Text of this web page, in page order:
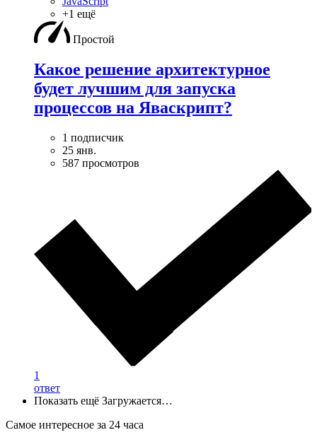
+1 ещё
Простой
Какое решение архитектурное
будет лучшим для запуска
процессов на Яваскрипт?
1 подписчик
25 янв.
587 просмотров
1
ответ
Показать ещё Загружается…
Самое интересное за 24 часа